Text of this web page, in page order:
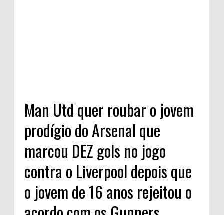
Man Utd quer roubar o jovem
prodígio do Arsenal que
marcou DEZ gols no jogo
contra o Liverpool depois que
o jovem de 16 anos rejeitou o